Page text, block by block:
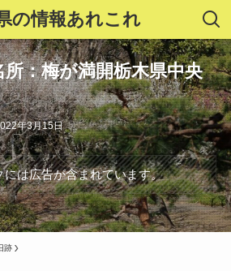
の情報あれこれ
所：梅が満開栃木県中央
年3月15日
には広告が含まれています。
跡